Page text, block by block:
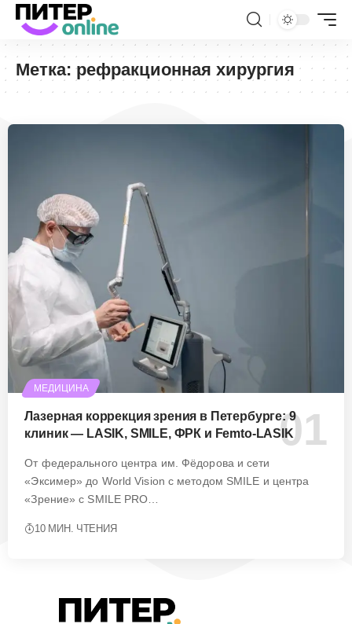
Метка:рефракционная хирургия
МЕДИЦИНА
Лазерная коррекция зрения в Петербурге: 9
клиник — LASIK, SMILE, ФРК и Femto-LASIK
От федерального центра им. Фёдорова и сети
«Эксимер» до World Vision с методом SMILE и центра
«Зрение» с SMILE PRO…
10 МИН. ЧТЕНИЯ